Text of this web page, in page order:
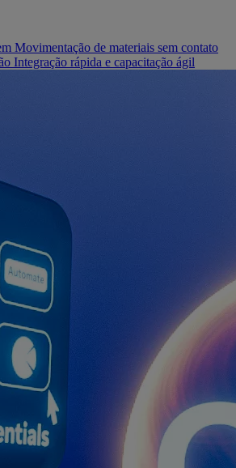
Movimentação de materiais sem contato
Integração rápida e capacitação ágil